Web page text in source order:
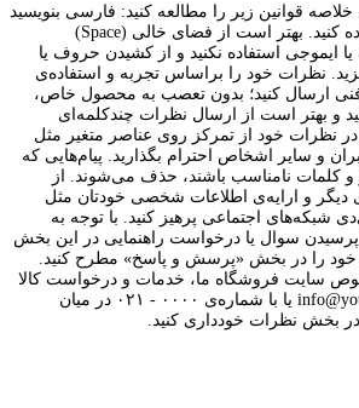
قوانین زیر را مطالعه کنید: فارسی بنویسید
و از کیبورد فارسی استفاده کنید. بهتر است از فضای خالی (Space)
ایموجی استفاده نکنید و از کشیدن حروف یا
نظرات خود را براساس تجربه و استفاده‌ی
ارسال کنید؛ بدون تعصب به محصول خاص،
و بهتر است از ارسال نظرات چندکلمه‌‌ای
نظرات خود از تمرکز روی عناصر متغیر مثل
و سایر اشخاص احترام بگذارید. پیام‌هایی که
و کلمات نامناسب باشند، حذف می‌شوند. از
دیگر و ارایه‌ی اطلاعات شخصی خودتان مثل
شبکه‌های اجتماعی پرهیز کنید. با توجه به
سوال یا درخواست راهنمایی در این بخش
خود را در بخش «پرسش و پاسخ» مطرح کنید.
سایت فروشگاه ما، خدمات و درخواست کالا
را با ایمیل info@yourdomain.com یا با شماره‌ی ۰۰۰۰ - ۰۲۱ در میان
در بخش نظرات خودداری کنید.